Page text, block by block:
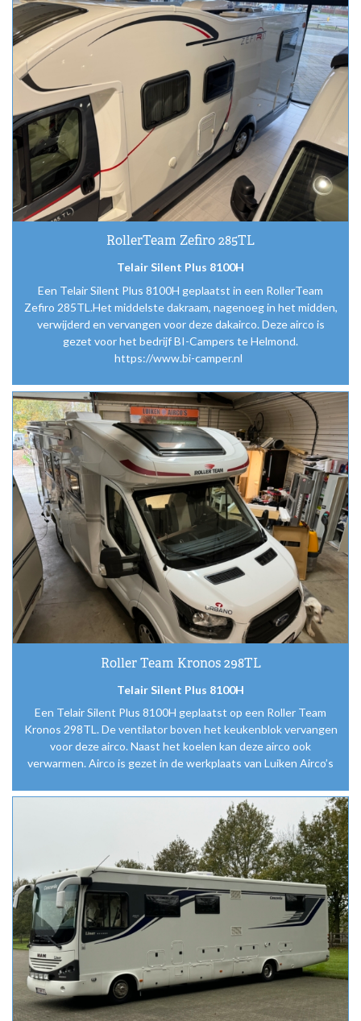
RollerTeam Zefiro 285TL
Telair Silent Plus 8100H
Een Telair Silent Plus 8100H geplaatst in een RollerTeam
Zefiro 285TL.Het middelste dakraam, nagenoeg in het midden,
verwijderd en vervangen voor deze dakairco. Deze airco is
gezet voor het bedrijf BI-Campers te Helmond.
https://www.bi-camper.nl
Roller Team Kronos 298TL
Telair Silent Plus 8100H
Een Telair Silent Plus 8100H geplaatst op een Roller Team
Kronos 298TL. De ventilator boven het keukenblok vervangen
voor deze airco. Naast het koelen kan deze airco ook
verwarmen. Airco is gezet in de werkplaats van Luiken Airco’s